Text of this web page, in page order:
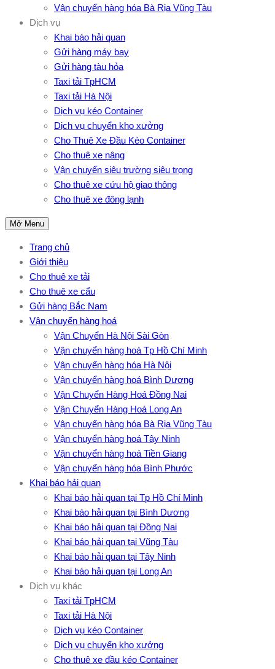
Vận chuyển hàng hóa Bà Rịa Vũng Tàu
Dịch vụ
Khai báo hải quan
Gửi hàng máy bay
Gửi hàng tàu hỏa
Taxi tải TpHCM
Taxi tải Hà Nội
Dịch vụ kéo Container
Dịch vụ chuyển kho xưởng
Cho Thuê Xe Đầu Kéo Container
Cho thuê xe nâng
Vận chuyển siêu trường siêu trọng
Cho thuê xe cứu hộ giao thông
Cho thuê xe đông lạnh
Mở Menu
Trang chủ
Giới thiệu
Cho thuê xe tải
Cho thuê xe cẩu
Gửi hàng Bắc Nam
Vận chuyển hàng hoá
Vận Chuyển Hà Nội Sài Gòn
Vận chuyển hàng hoá Tp Hồ Chí Minh
Vận chuyển hàng hóa Hà Nội
Vận chuyển hàng hoá Bình Dương
Vận Chuyển Hàng Hoá Đồng Nai
Vận Chuyển Hàng Hoá Long An
Vận chuyển hàng hóa Bà Rịa Vũng Tàu
Vận chuyển hàng hoá Tây Ninh
Vận chuyển hàng hoá Tiền Giang
Vận chuyển hàng hóa Bình Phước
Khai báo hải quan
Khai báo hải quan tại Tp Hồ Chí Minh
Khai báo hải quan tại Bình Dương
Khai báo hải quan tại Đồng Nai
Khai báo hải quan tại Vũng Tàu
Khai báo hải quan tại Tây Ninh
Khai báo hải quan tại Long An
Dịch vụ khác
Taxi tải TpHCM
Taxi tải Hà Nội
Dịch vụ kéo Container
Dịch vụ chuyển kho xưởng
Cho thuê xe đầu kéo Container